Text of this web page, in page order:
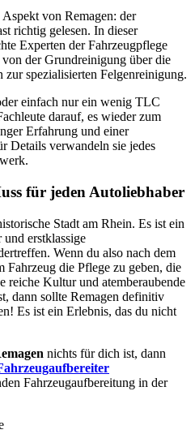
Aspekt von Remagen: der
richtig gelesen. In dieser
Experten der Fahrzeugpflege
von der Grundreinigung über die
spezialisierten Felgenreinigung.
einfach nur ein wenig TLC
darauf, es wieder zum
Erfahrung und einer
Details verwandeln sie jedes
für jeden Autoliebhaber
Stadt am Rhein. Es ist ein
erstklassige
Wenn du also nach dem
Fahrzeug die Pflege zu geben, die
reiche Kultur und atemberaubende
dann sollte Remagen definitiv
Es ist ein Erlebnis, das du nicht
nichts für dich ist, dann
Fahrzeugaufbereitung in der